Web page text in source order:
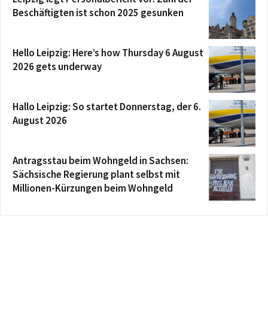
Beschäftigten ist schon 2025 gesunken
Hello Leipzig: Here’s how Thursday 6 August
2026 gets underway
Hallo Leipzig: So startet Donnerstag, der 6.
August 2026
Antragsstau beim Wohngeld in Sachsen:
Sächsische Regierung plant selbst mit
Millionen-Kürzungen beim Wohngeld